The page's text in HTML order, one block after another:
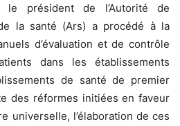
le président de l’Autorité de
la santé (Ars) a procédé à la
d’évaluation et de contrôle
dans les établissements
de santé de premier
des réformes initiées en faveur
universelle, l’élaboration de ces